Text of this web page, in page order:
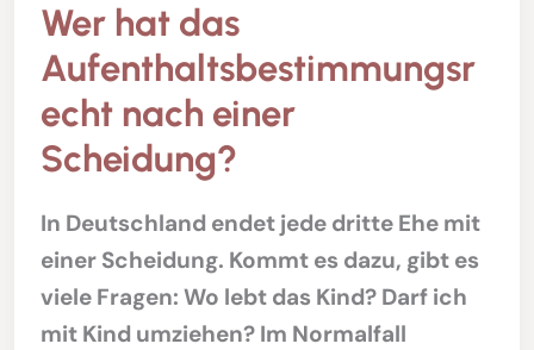
Wer hat das
Aufenthaltsbestimmungsr
echt nach einer
Scheidung?
In Deutschland endet jede dritte Ehe mit
einer Scheidung. Kommt es dazu, gibt es
viele Fragen: Wo lebt das Kind? Darf ich
mit Kind umziehen? Im Normalfall